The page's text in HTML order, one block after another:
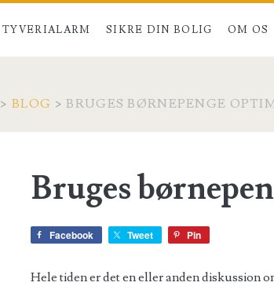
TYVERIALARM SIKRE DIN BOLIG OM OS
> BLOG >BRUGES BØRNEPENGE
Bruges
Facebook Tweet Pin
Hele tiden er det en eller anden diskussion